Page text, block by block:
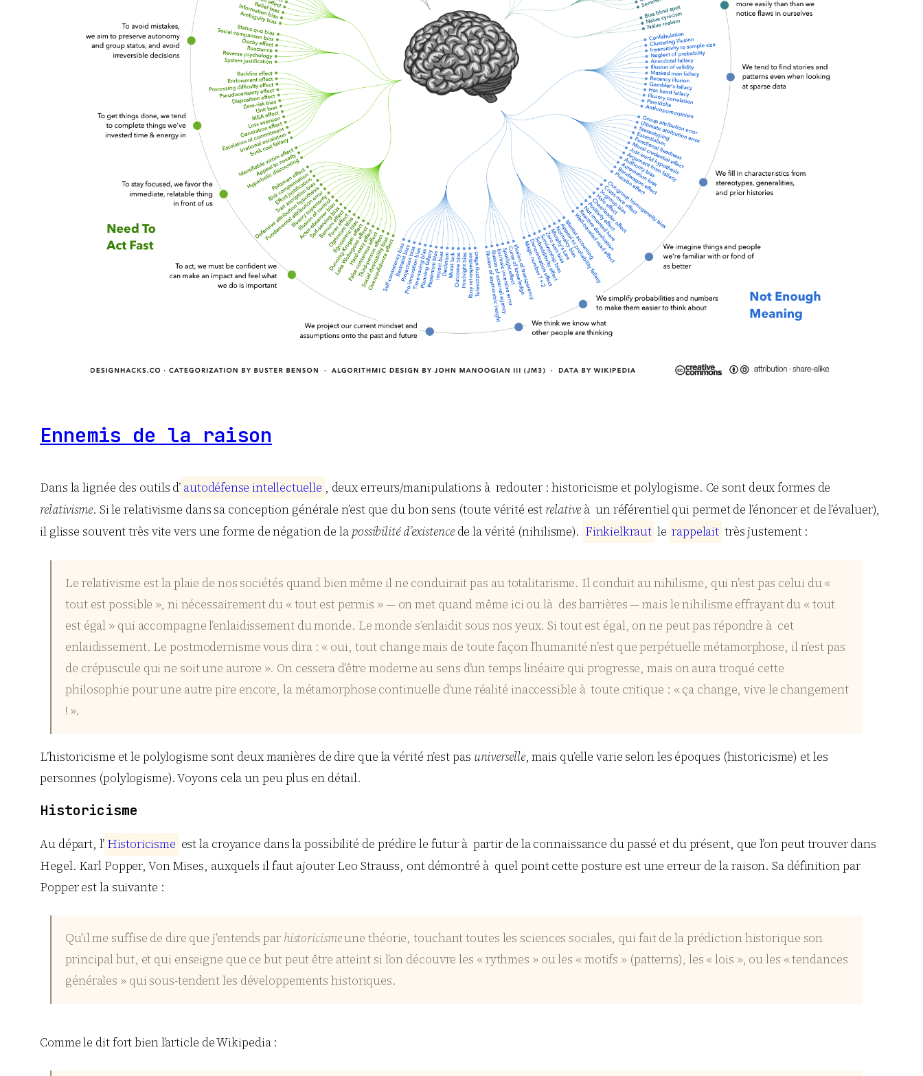
Ennemis de la raison
Dans la lignée des outils d’ autodéfense intellectuelle , deux erreurs/manipulations à redouter : historicisme et polylogisme. Ce sont deux formes de
relativisme. Si le relativisme dans sa conception générale n’est que du bon sens (toute vérité est relativeà un référentiel qui permet de l’énoncer et de l’évaluer),
il glisse souvent très vite vers une forme de négation de la possibilité d’existencede la vérité (nihilisme). Finkielkraut le rappelait très justement :
Le relativisme est la plaie de nos sociétés quand bien même il ne conduirait pas au totalitarisme. Il conduit au nihilisme, qui n’est pas celui du «
tout est possible », ni nécessairement du « tout est permis » — on met quand même ici ou là des barrières — mais le nihilisme effrayant du « tout
est égal » qui accompagne l’enlaidissement du monde. Le monde s’enlaidit sous nos yeux. Si tout est égal, on ne peut pas répondre à cet
enlaidissement. Le postmodernisme vous dira : « oui, tout change mais de toute façon l’humanité n’est que perpétuelle métamorphose, il n’est pas
de crépuscule qui ne soit une aurore ». On cessera d’être moderne au sens d’un temps linéaire qui progresse, mais on aura troqué cette
philosophie pour une autre pire encore, la métamorphose continuelle d’une réalité inaccessible à toute critique : « ça change, vive le changement
! ».
L’historicisme et le polylogisme sont deux manières de dire que la vérité n’est pas universelle, mais qu’elle varie selon les époques (historicisme) et les
personnes (polylogisme). Voyons cela un peu plus en détail.
Historicisme
Au départ, l’ Historicisme est la croyance dans la possibilité de prédire le futur à partir de la connaissance du passé et du présent, que l’on peut trouver dans
Hegel. Karl Popper, Von Mises, auxquels il faut ajouter Leo Strauss, ont démontré à quel point cette posture est une erreur de la raison. Sa définition par
Popper est la suivante :
Qu’il me suffise de dire que j’entends par historicismeune théorie, touchant toutes les sciences sociales, qui fait de la prédiction historique son
principal but, et qui enseigne que ce but peut être atteint si l’on découvre les « rythmes » ou les « motifs » (patterns), les « lois », ou les « tendances
générales » qui sous-tendent les développements historiques.
Comme le dit fort bien l’article de Wikipedia :